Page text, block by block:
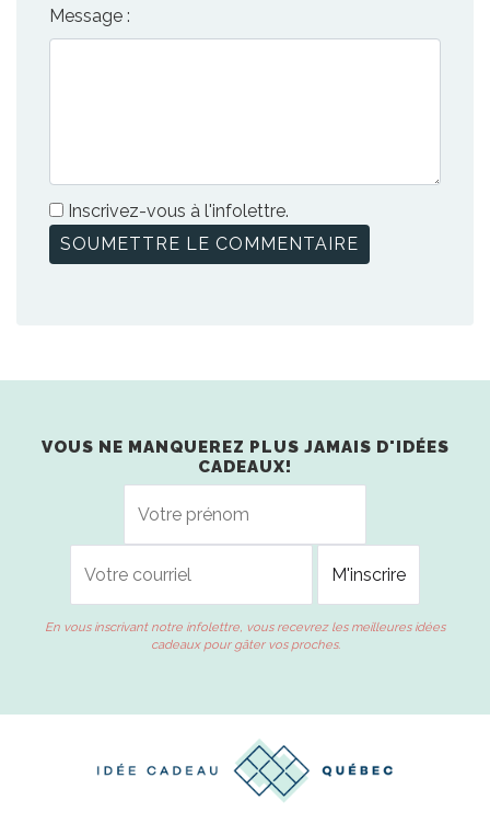
Message :
Inscrivez-vous à l'infolettre.
VOUS NE MANQUEREZ PLUS JAMAIS D'IDÉES
CADEAUX!
En vous inscrivant notre infolettre, vous recevrez les meilleures idées
cadeaux pour gâter vos proches.